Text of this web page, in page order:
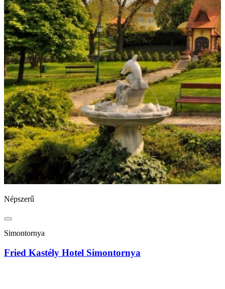
Népszerű
Simontornya
Fried Kastély Hotel Simontornya